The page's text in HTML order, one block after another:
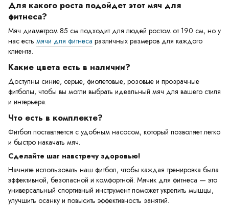
Для какого роста подойдет этот мяч для
фитнеса?
Мяч диаметром 85 см подходит для людей ростом от 190 см, но у
нас есть мячи для фитнеса различных размеров для каждого
клиента.
Какие цвета есть в наличии?
Доступны синие, серые, фиолетовые, розовые и прозрачные
фитболы, чтобы вы могли выбрать идеальный мяч для вашего стиля
и интерьера.
Что есть в комплекте?
Фитбол поставляется с удобным насосом, который позволяет легко
и быстро накачать мяч.
Сделайте шаг навстречу здоровью!
Начните использовать наш фитбол, чтобы каждая тренировка была
эффективной, безопасной и комфортной. Мячик для фитнеса — это
универсальный спортивный инструмент поможет укрепить мышцы,
улучшить осанку и повысить эффективность занятий.